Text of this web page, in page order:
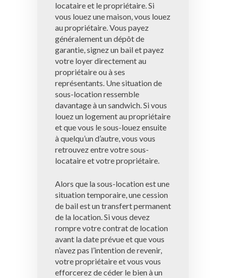
locataire et le propriétaire. Si
vous louez une maison, vous louez
au propriétaire. Vous payez
généralement un dépôt de
garantie, signez un bail et payez
votre loyer directement au
propriétaire ou à ses
représentants. Une situation de
sous-location ressemble
davantage à un sandwich. Si vous
louez un logement au propriétaire
et que vous le sous-louez ensuite
à quelqu’un d’autre, vous vous
retrouvez entre votre sous-
locataire et votre propriétaire.
Alors que la sous-location est une
situation temporaire, une cession
de bail est un transfert permanent
de la location. Si vous devez
rompre votre contrat de location
avant la date prévue et que vous
n’avez pas l’intention de revenir,
votre propriétaire et vous vous
efforcerez de céder le bien à un